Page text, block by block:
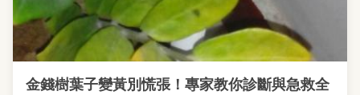
金錢樹葉子變黃別慌張！專家教你診斷與急救全